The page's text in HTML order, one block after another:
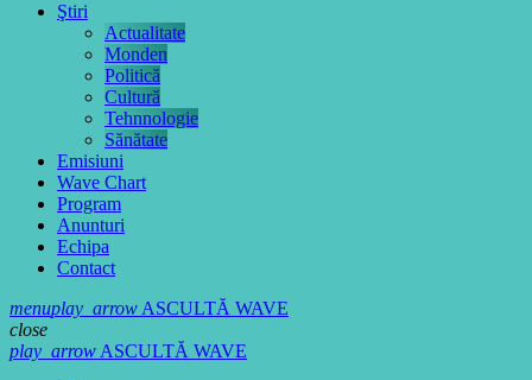
Ştiri
Actualitate
Monden
Politică
Cultură
Tehnnologie
Sănătate
Emisiuni
Wave Chart
Program
Anunturi
Echipa
Contact
menuplay_arrowASCULTĂ WAVE
close
play_arrowASCULTĂ WAVE